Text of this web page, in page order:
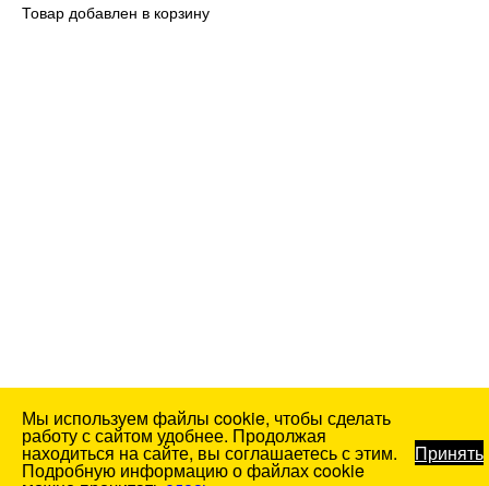
Товар добавлен в корзину
Мы используем файлы cookie, чтобы сделать
работу с сайтом удобнее. Продолжая
находиться на сайте, вы соглашаетесь с этим.
Подробную информацию о файлах cookie
Принять